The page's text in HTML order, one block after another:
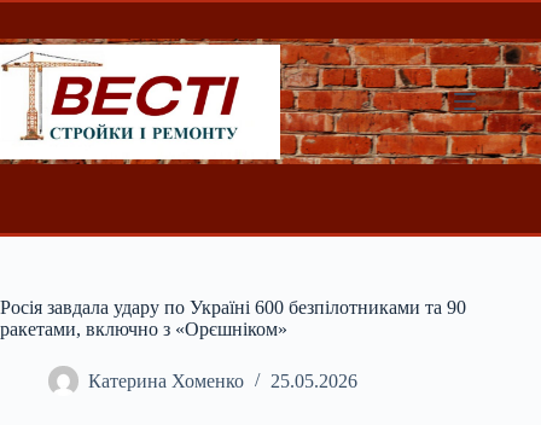
Перейти
вмісту
Росія завдала удару по Україні 600 безпілотниками та 90
ракетами, включно з «Орєшніком»
Катерина Хоменко 25.05.2026